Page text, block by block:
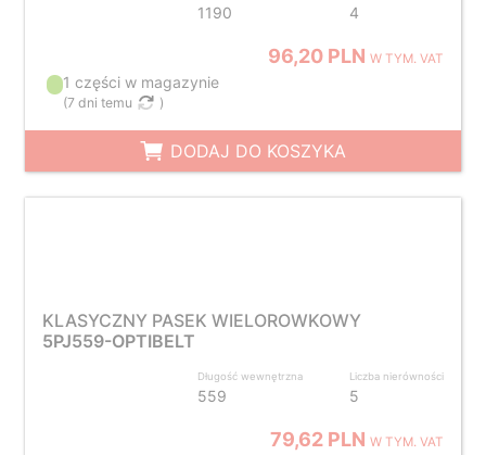
1190 4
96,20 PLNW TYM. VAT
1 części w magazynie
(7 dni temu )
DODAJ DO KOSZYKA
KLASYCZNY PASEK WIELOROWKOWY
5PJ559-OPTIBELT
Długość wewnętrzna
559
Liczba nierówności
5
79,62 PLNW TYM. VAT